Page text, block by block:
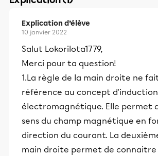
Explication d’élève
10 janvier 2022
Salut LokoriIota1779,
Merci pour ta question!
1.La règle de la main droite ne
référence au concept d'induction
électromagnétique. Elle permet
sens du champ magnétique en
direction du courant. La
main droite permet de connaitre